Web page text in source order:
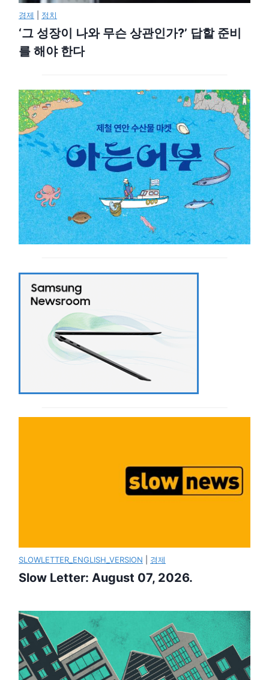
경제 정치
‘그 성장이 나와 무슨 상관인가?’ 답할 준비
를 해야 한다
SLOWLETTER_ENGLISH_VERSION 경제
Slow Letter: August 07, 2026.